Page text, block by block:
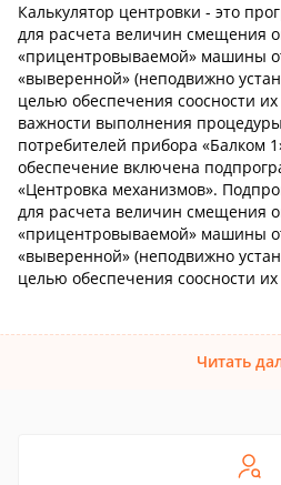
Калькулятор центровки - это
для расчета величин смещения
«прицентровываемой» машины
«выверенной» (неподвижно
целью обеспечения соосности
важности выполнения
потребителей прибора «Балком
обеспечение включена
«Центровка механизмов».
для расчета величин смещения
«прицентровываемой» машины
«выверенной» (неподвижно
целью обеспечения соосности их
Читать